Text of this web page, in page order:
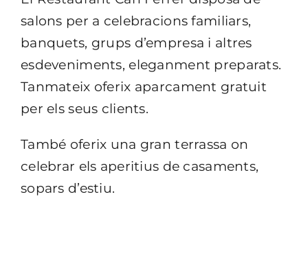
salons per a celebracions familiars,
banquets, grups d’empresa i altres
esdeveniments, eleganment preparats.
Tanmateix oferix aparcament gratuit
per els seus clients.
També oferix una gran terrassa on
celebrar els aperitius de casaments,
sopars d’estiu.